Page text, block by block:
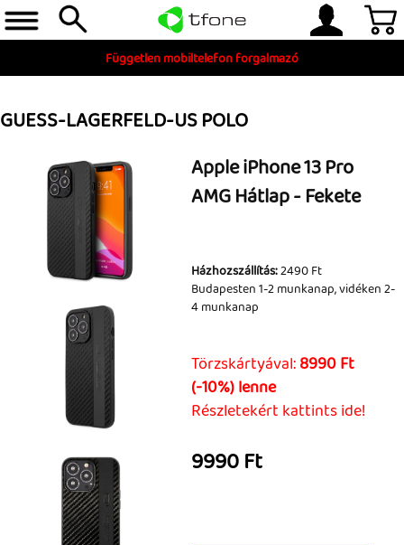
Független mobiltelefon forgalmazó
GUESS-LAGERFELD-US POLO
Apple iPhone 13 Pro
AMG Hátlap - Fekete
Házhozszállítás:2490 Ft
Budapesten 1-2 munkanap, vidéken 2-
4 munkanap
Törzskártyával:8990 Ft
(-10%) lenne
Részletekért kattints ide!
9990 Ft
Telefon, tablet, okosóra
Gyári tartozékok
és szerviz alkatrészek
Tartozékok
Tok, kábel, töltő, tartó
Információk
Szállítás, fizetés, garancia
Kapcsolat